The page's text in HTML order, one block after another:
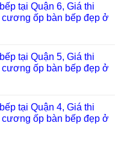
tại Quận 6, Giá thi
ốp bàn bếp đẹp ở
tại Quận 5, Giá thi
ốp bàn bếp đẹp ở
tại Quận 4, Giá thi
ốp bàn bếp đẹp ở